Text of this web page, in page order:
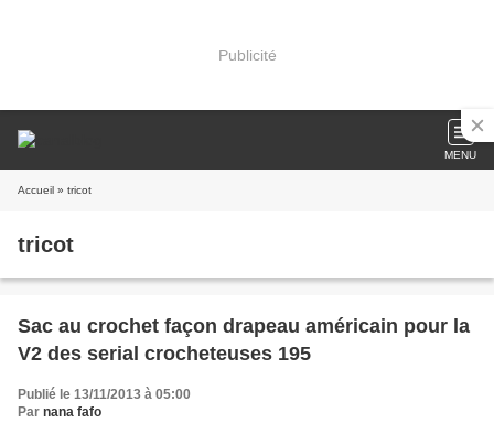
Publicité
MENU
Accueil » tricot
tricot
Sac au crochet façon drapeau américain pour la
V2 des serial crocheteuses 195
Publié le 13/11/2013 à 05:00
Par nana fafo